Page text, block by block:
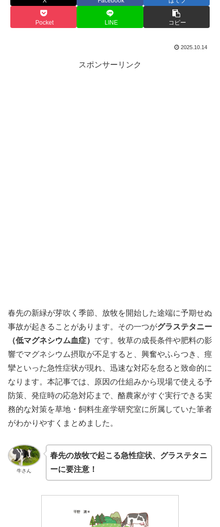
Pocket LINE コピー
2025.10.14
スポンサーリンク
春先の新緑が芽吹く季節、放牧を開始した途端に予期せぬ
事故が起きることがあります。その一つがグラステタニー
（低マグネシウム血症） です。牧草の成長条件や肥料の影
響でマグネシウム摂取が不足すると、興奮やふらつき、痙
攣といった急性症状が現れ、迅速な対応を怠ると致命的に
なります。本記事では、原因の仕組みから現場で使える予
防策、発症時の応急対応まで、酪農家がすぐ実行できる実
務的な対策を草地・飼料生産学研究室に所属していた筆者
がわかりやすくまとめました。
牛さん
春先の放牧で起こる急性症状、グラステタニ
ーに要注意！